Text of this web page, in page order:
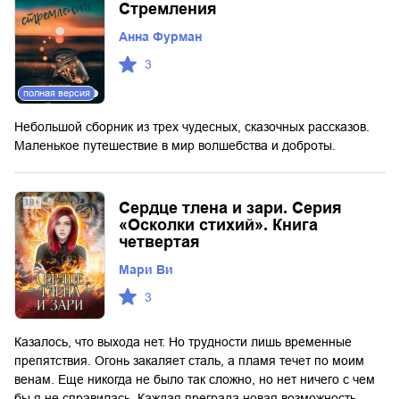
полная версия
Стремления
Анна Фурман
3
Небольшой сборник из трех чудесных, сказочных рассказов.
Маленькое путешествие в мир волшебства и доброты.
Сердце тлена и зари. Серия
«Осколки стихий». Книга
четвертая
Мари Ви
3
Казалось, что выхода нет. Но трудности лишь временные
препятствия. Огонь закаляет сталь, а пламя течет по моим
венам. Еще никогда не было так сложно, но нет ничего с чем